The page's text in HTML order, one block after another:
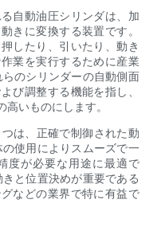
自動油圧シリンダは、加
きに変換する装置です。
したり、引いたり、動き
業を実行するために産業
のシリンダーの自動側面
び調整する機能を指し、
いものにします。
は、正確で制御された動
使用によりスムーズで一
度が必要な用途に最適で
と位置決めが重要である
などの業界で特に有益で